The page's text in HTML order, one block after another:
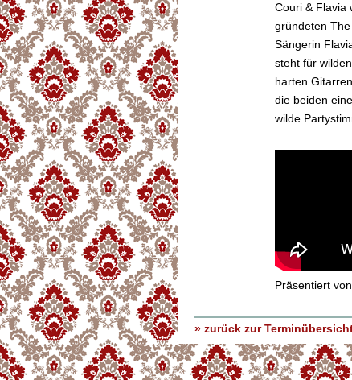
Couri & Flavia
gründeten The
Sängerin
steht für
harten
die beiden
wilde
Präsentiert von
» zurück zur